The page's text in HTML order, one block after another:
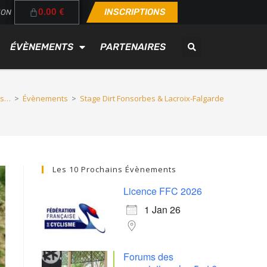
0.00€ INSCRIPTIONS
ÉVÈNEMENTS PARTENAIRES
> Évènements > Stage Dirt Fonsorbes & Lacroix-Falgarde
Les 10 Prochains Évènements
Licence FFC 2026
1 Jan 26
Forums des